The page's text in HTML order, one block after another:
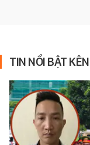
TIN NỔI BẬT